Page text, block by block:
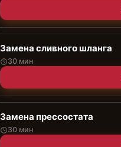
Замена сливного шланга
30 мин
Замена прессостата
30 мин